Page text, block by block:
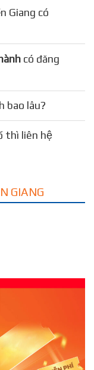
Giang có
có đăng
bao lâu?
thì liên hệ
GIANG